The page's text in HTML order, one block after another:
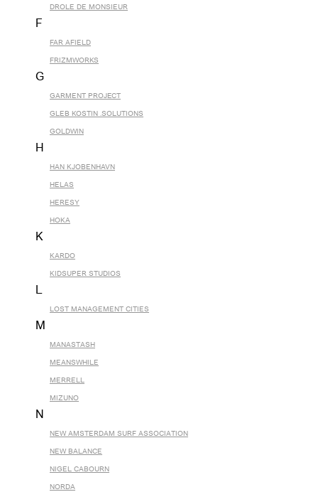
DROLE DE MONSIEUR
F
FAR AFIELD
FRIZMWORKS
G
GARMENT PROJECT
GLEB KOSTIN .SOLUTIONS
GOLDWIN
H
HAN KJOBENHAVN
HELAS
HERESY
HOKA
K
KARDO
KIDSUPER STUDIOS
L
LOST MANAGEMENT CITIES
M
MANASTASH
MEANSWHILE
MERRELL
MIZUNO
N
NEW AMSTERDAM SURF ASSOCIATION
NEW BALANCE
NIGEL CABOURN
NORDA